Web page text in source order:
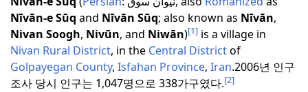
Nīvān-e Sūq and Nīvān Sūq; also known as Nīvān,
Nivan Soogh, Nivūn, and Niwān)[1] is a village in
Nivan Rural District, in the Central Districtof
Golpayegan County, Isfahan Province, Iran.2006년 인구
조사 당시 인구는 1,047명으로 338가구였다.[2]